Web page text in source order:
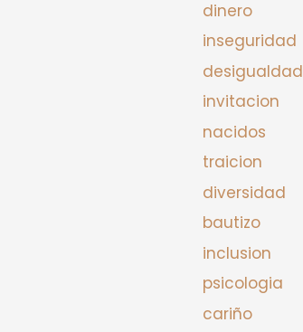
dinero
inseguridad
desigualdad
invitacion
nacidos
traicion
diversidad
bautizo
inclusion
psicologia
cariño